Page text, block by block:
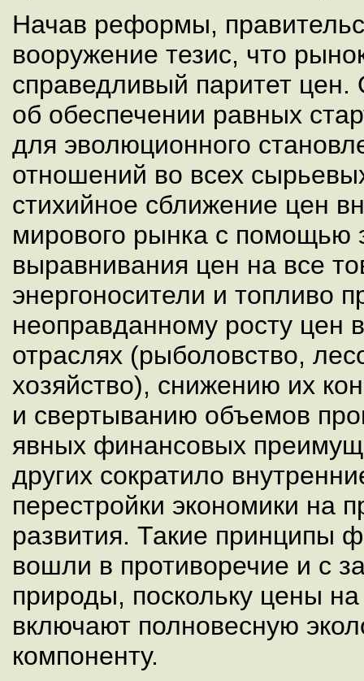
Начав реформы,
вооружение тезис, что
справедливый паритет цен.
об обеспечении равных
для эволюционного
отношений во всех
стихийное сближение цен
мирового рынка с помощью
выравнивания цен на все
энергоносители и топливо
неоправданному росту цен
отраслях (рыболовство,
хозяйство), снижению их
и свертыванию объемов
явных финансовых
других сократило
перестройки экономики на
развития. Такие принципы
вошли в противоречие и с
природы, поскольку цены
включают полновесную
компоненту.